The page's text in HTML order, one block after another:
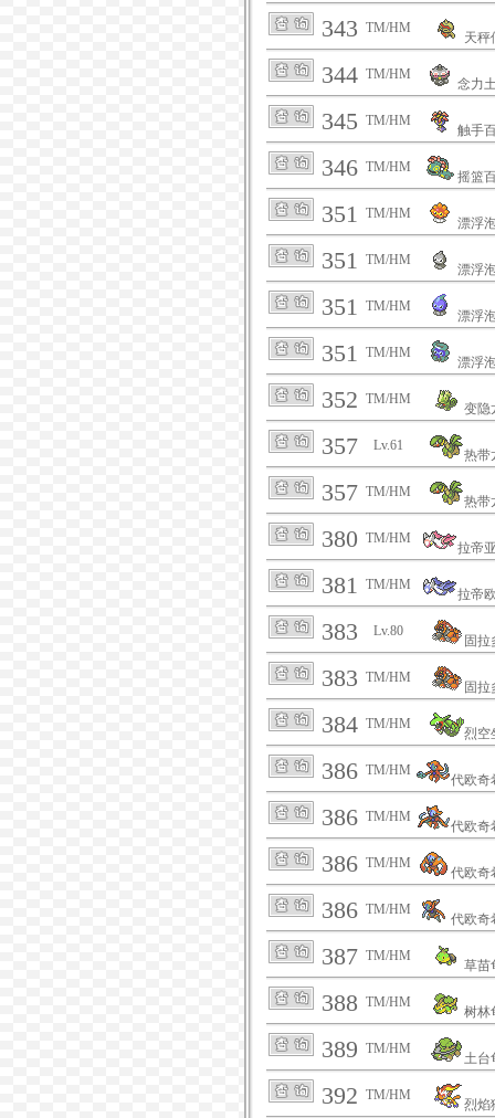
343 TM/HM
天秤
344 TM/HM
念力
345 TM/HM
触手
346 TM/HM
摇篮
351 TM/HM
漂浮
351 TM/HM
漂浮
351 TM/HM
漂浮
351 TM/HM
漂浮
352 TM/HM
变隐
357 Lv.61
热带
357 TM/HM
热带
380 TM/HM
拉帝
381 TM/HM
拉帝
383 Lv.80
固拉
383 TM/HM
固拉
384 TM/HM
烈空
386 TM/HM
代欧奇
386 TM/HM
代欧奇
386 TM/HM
代欧奇
386 TM/HM
代欧奇
387 TM/HM
草苗
388 TM/HM
树林
389 TM/HM
土台
392 TM/HM
烈焰